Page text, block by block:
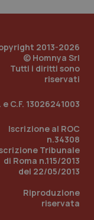
2013-2026
© Homnya Srl
Tutti i diritti sono
riservati
e C.F. 13026241003
Iscrizione al ROC
n.34308
Tribunale
di Roma n.115/2013
del 22/05/2013
Riproduzione
riservata
mese